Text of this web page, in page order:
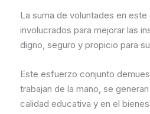
La suma de voluntades en
involucrados para mejorar las
digno, seguro y propicio para
Este esfuerzo conjunto
trabajan de la mano, se
calidad educativa y en el